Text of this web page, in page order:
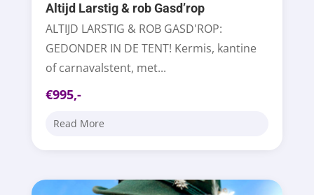
Altijd Larstig & rob Gasd’rop
ALTIJD LARSTIG & ROB GASD'ROP:
GEDONDER IN DE TENT! Kermis, kantine
of carnavalstent, met...
€995,-
Read More